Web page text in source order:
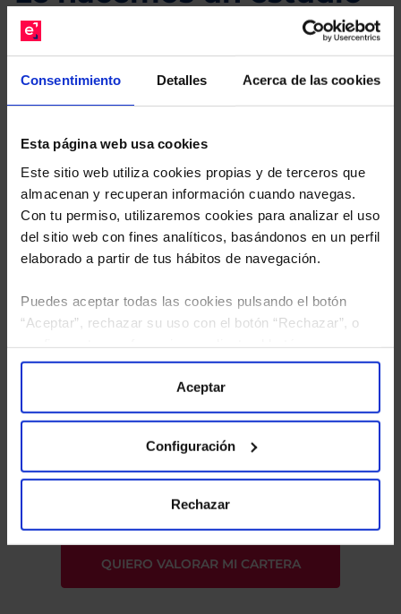
Consentimiento Detalles Acerca de las cookies
Esta página web usa cookies
Este sitio web utiliza cookies propias y de terceros que
almacenan y recuperan información cuando navegas.
Con tu permiso, utilizaremos cookies para analizar el uso
del sitio web con fines analíticos, basándonos en un perfil
elaborado a partir de tus hábitos de navegación.
Puedes aceptar todas las cookies pulsando el botón
“Aceptar”, rechazar su uso con el botón “Rechazar”, o
“Configuración”. Consulta nuestraPolítica
para más información.
Aceptar
Configuración
Rechazar
gratuito de su cartera.
sus Fondos y nuestros expertos le enviarán un
estudio gratuito de sus alternativas de Clases
la política de privacidad
y consiento el